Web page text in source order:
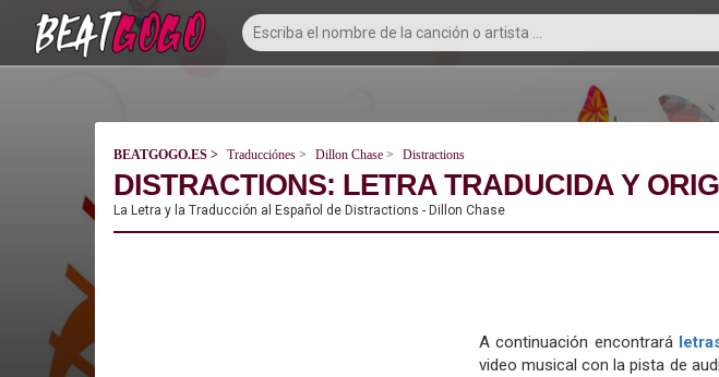
BEATGOGO.ES Traducciónes Dillon Chase Distractions
DISTRACTIONS: LETRA TRADUCIDA Y
La Letra y la Traducción al Español de Distractions - Dillon Chase
A continuación encontrará
video musical con la pista de